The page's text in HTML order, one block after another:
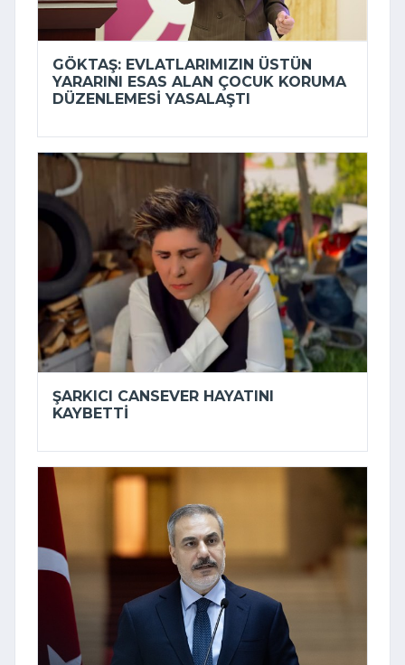
GÖKTAŞ: EVLATLARIMIZIN ÜSTÜN
YARARINI ESAS ALAN ÇOCUK KORUMA
DÜZENLEMESI YASALAŞTI
ŞARKICI CANSEVER HAYATINI
KAYBETTI